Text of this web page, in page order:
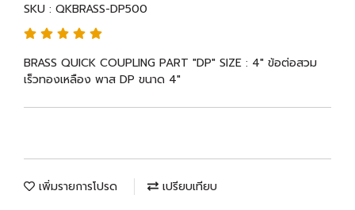
SKU : QKBRASS-DP500
BRASS QUICK COUPLING PART "DP" SIZE : 4" ข้อต่อสวม
เร็วทองเหลือง พาส DP ขนาด 4"
เพิ่มรายการโปรด เปรียบเทียบ